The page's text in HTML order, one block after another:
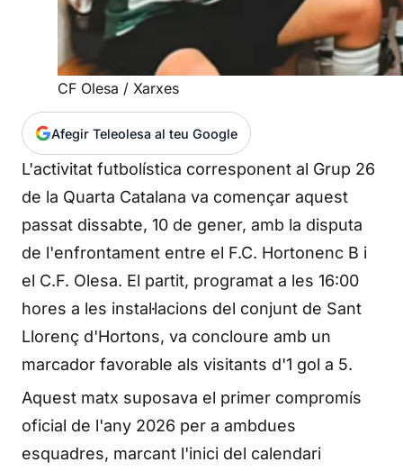
CF Olesa / Xarxes
Afegir Teleolesa al teu Google
L'activitat futbolística corresponent al Grup 26
de la Quarta Catalana va començar aquest
passat dissabte, 10 de gener, amb la disputa
de l'enfrontament entre el F.C. Hortonenc B i
el C.F. Olesa. El partit, programat a les 16:00
hores a les instal·lacions del conjunt de Sant
Llorenç d'Hortons, va concloure amb un
marcador favorable als visitants d'1 gol a 5.
Aquest matx suposava el primer compromís
oficial de l'any 2026 per a ambdues
esquadres, marcant l'inici del calendari